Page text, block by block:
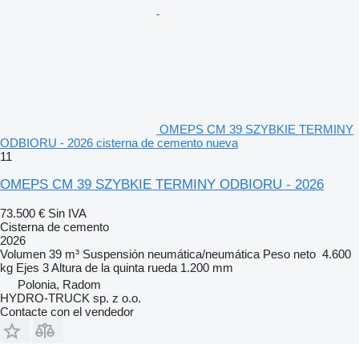
OMEPS CM 39 SZYBKIE TERMINY
ODBIORU - 2026 cisterna de cemento nueva
11
OMEPS CM 39 SZYBKIE TERMINY ODBIORU - 2026
73.500 € Sin IVA
Cisterna de cemento
2026
Volumen 39 m³ Suspensión neumática/neumática Peso neto 4.600
kg Ejes 3Altura de la quinta rueda 1.200 mm
Polonia, Radom
HYDRO-TRUCK sp. z o.o.
Contacte con el vendedor